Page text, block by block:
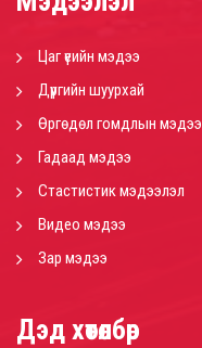
Цаг үеийн мэдээ
Дүүргийн шуурхай
Өргөдөл гомдлын мэдээ
Гадаад мэдээ
Стастистик мэдээлэл
Видео мэдээ
Зар мэдээ
Дэд хөтөлбөр